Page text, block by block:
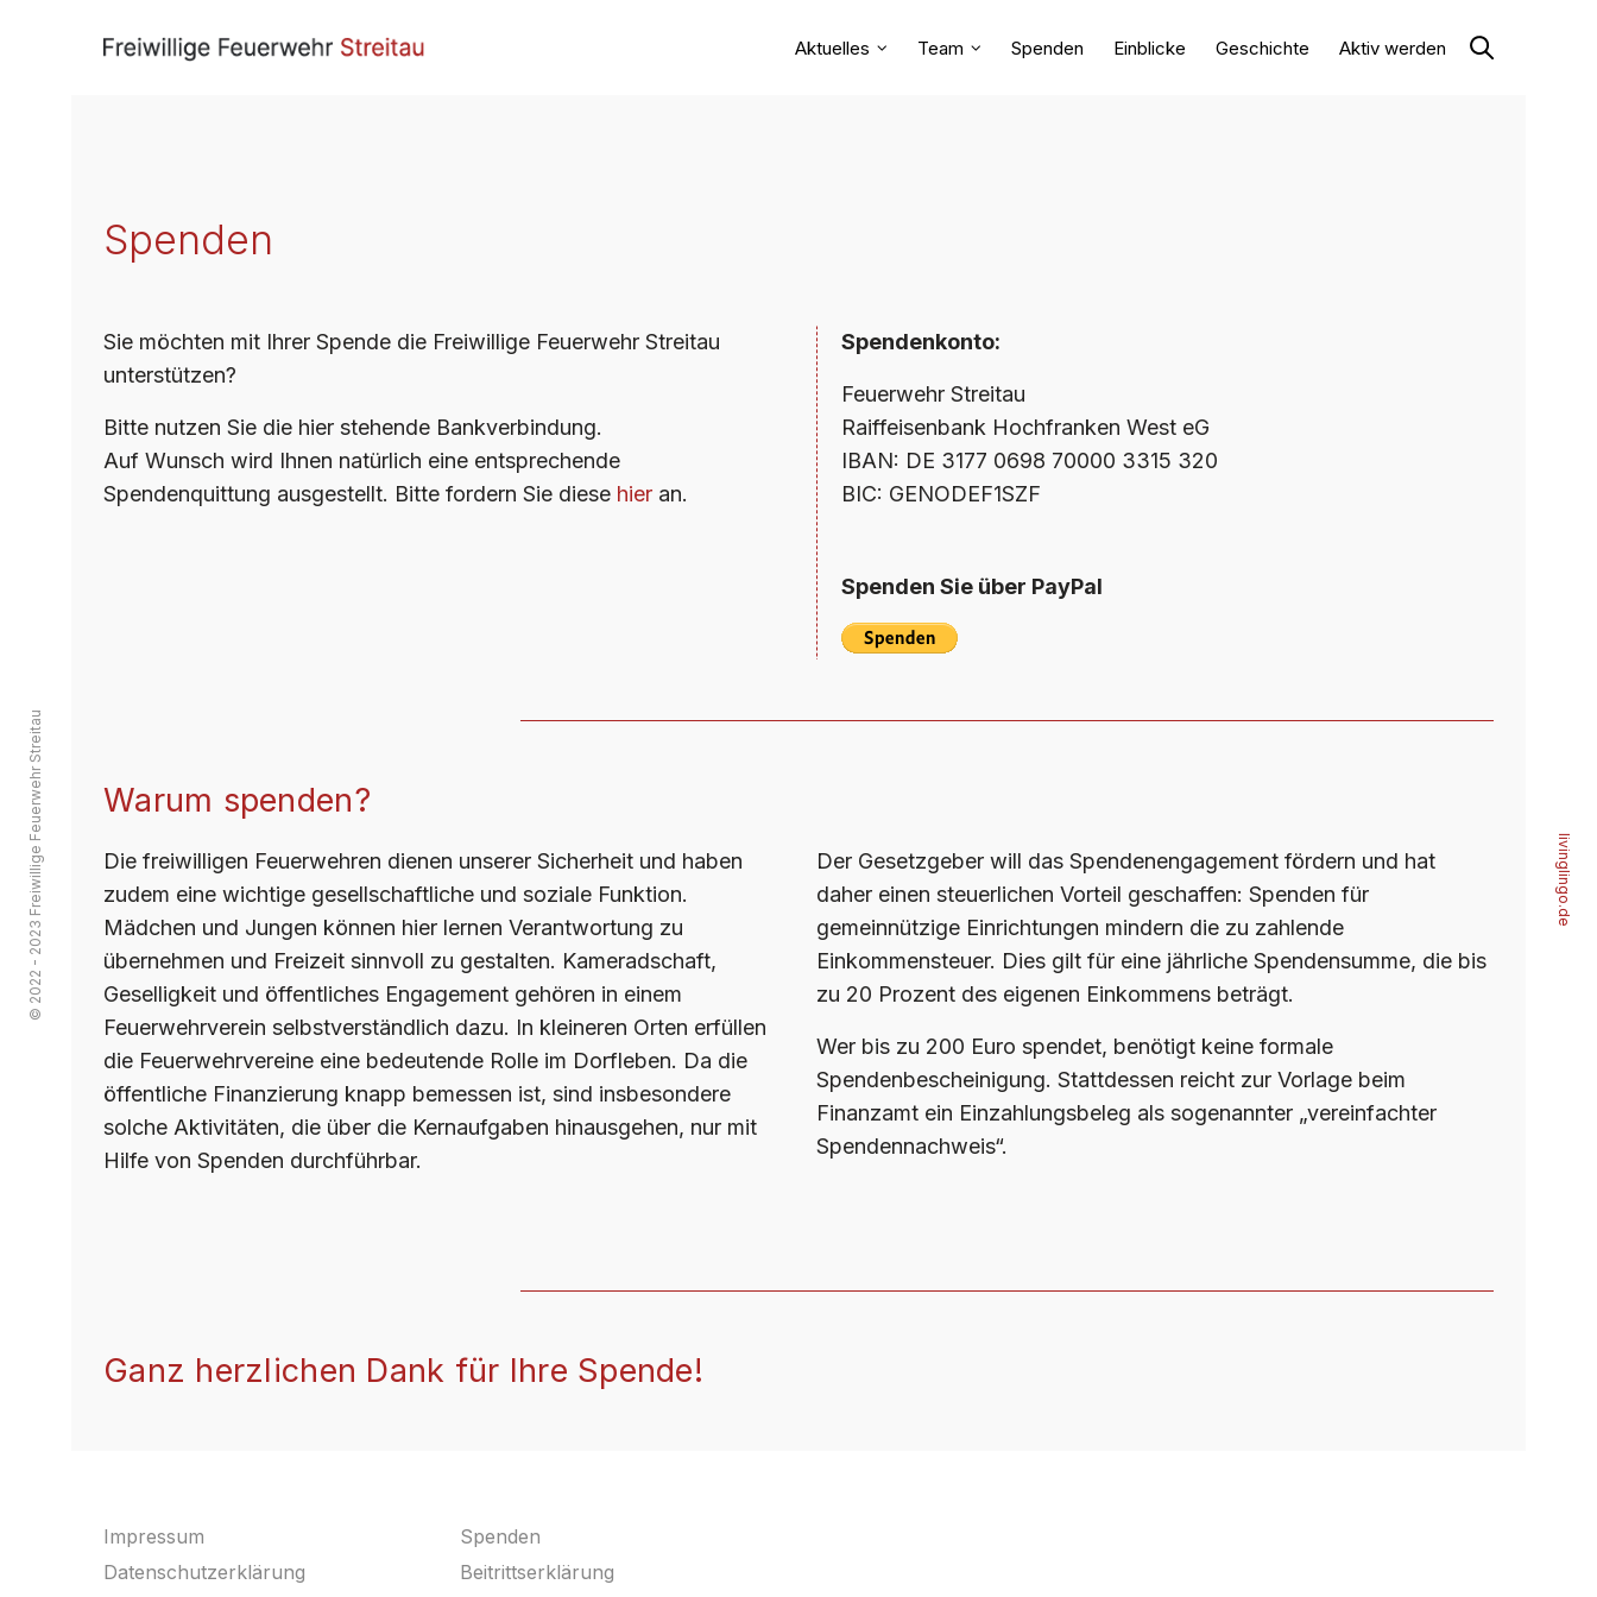
Aktuelles Team Spenden Einblicke Geschichte Aktiv werden
© 2022 - 2023 Freiwillige Feuerwehr Streitau livinglingo.de
Spenden
Sie möchten mit Ihrer Spende die Freiwillige Feuerwehr Streitau
unterstützen?
Bitte nutzen Sie die hier stehende Bankverbindung.
Auf Wunsch wird Ihnen natürlich eine entsprechende
Spendenquittung ausgestellt. Bitte fordern Sie diese hier an.
Spendenkonto:
Feuerwehr Streitau
Raiffeisenbank Hochfranken West eG
IBAN: DE 3177 0698 70000 3315 320
BIC: GENODEF1SZF
Spenden Sie über PayPal
Warum spenden?
Die freiwilligen Feuerwehren dienen unserer Sicherheit und haben
zudem eine wichtige gesellschaftliche und soziale Funktion.
Mädchen und Jungen können hier lernen Verantwortung zu
übernehmen und Freizeit sinnvoll zu gestalten. Kameradschaft,
Geselligkeit und öffentliches Engagement gehören in einem
Feuerwehrverein selbstverständlich dazu. In kleineren Orten erfüllen
die Feuerwehrvereine eine bedeutende Rolle im Dorfleben. Da die
öffentliche Finanzierung knapp bemessen ist, sind insbesondere
solche Aktivitäten, die über die Kernaufgaben hinausgehen, nur mit
Hilfe von Spenden durchführbar.
Der Gesetzgeber will das Spendenengagement fördern und hat
daher einen steuerlichen Vorteil geschaffen: Spenden für
gemeinnützige Einrichtungen mindern die zu zahlende
Einkommensteuer. Dies gilt für eine jährliche Spendensumme, die bis
zu 20 Prozent des eigenen Einkommens beträgt.
Wer bis zu 200 Euro spendet, benötigt keine formale
Spendenbescheinigung. Stattdessen reicht zur Vorlage beim
Finanzamt ein Einzahlungsbeleg als sogenannter „vereinfachter
Spendennachweis“.
Ganz herzlichen Dank für Ihre Spende!
Impressum
Datenschutzerklärung
Spenden
Beitrittserklärung